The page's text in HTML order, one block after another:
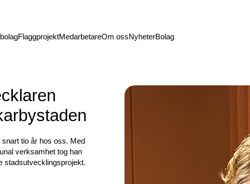
FlaggprojektMedarbetareOm ossNyheterBolag
tio år hos oss. Med
verksamhet tog han
stadsutvecklingsprojekt.